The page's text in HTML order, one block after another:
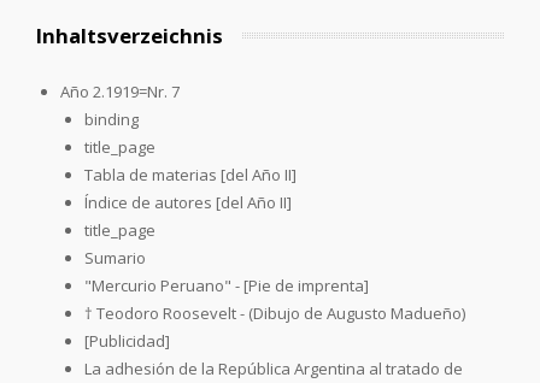
Inhaltsverzeichnis
Año 2.1919=Nr. 7
binding
title_page
Tabla de materias [del Año II]
Índice de autores [del Año II]
title_page
Sumario
"Mercurio Peruano" - [Pie de imprenta]
† Teodoro Roosevelt - (Dibujo de Augusto Madueño)
[Publicidad]
La adhesión de la República Argentina al tratado de